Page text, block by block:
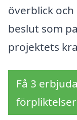
överblick
beslut som
projektets
Få 3
förpliktelser